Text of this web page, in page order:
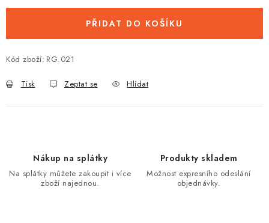
PŘIDAT DO KOŠÍKU
Kód zboží: RG.021
Tisk Zeptat se Hlídat
Nákup na splátky
Na splátky můžete zakoupit i více
zboží najednou.
Produkty skladem
Možnost expresního odeslání
objednávky.